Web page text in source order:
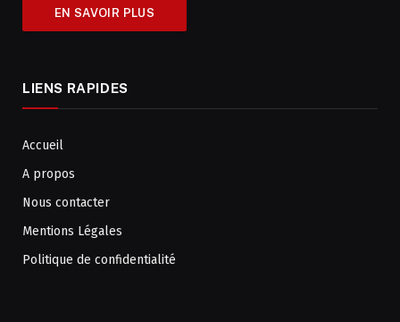
EN SAVOIR PLUS
LIENS RAPIDES
Accueil
A propos
Nous contacter
Mentions Légales
Politique de confidentialité